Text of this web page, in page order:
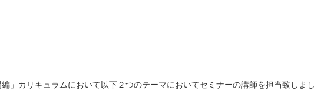
」カリキュラムにおいて以下２つのテーマにおいてセミナーの講師を担当致しまし